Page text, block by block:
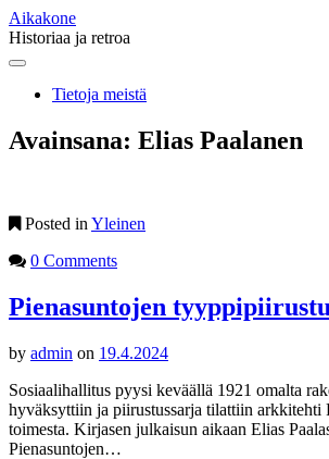
Aikakone
Historiaa ja retroa
Main
Skip
contentTietoja meistä
Avainsana: Elias Paalanen
Posted in Yleinen
0 Comments
Pienasuntojen
by admin on 19.4.2024
Sosiaalihallitus pyysi keväällä 1921 omalta
hyväksyttiin ja piirustussarja tilattiin arkkitehti
toimesta. Kirjasen julkaisun aikaan Elias
Pienasuntojen…